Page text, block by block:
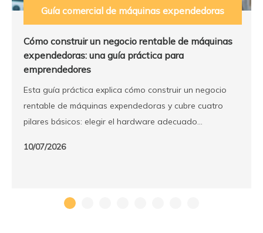
Cómo construir un negocio rentable de máquinas
expendedoras: una guía práctica para
emprendedores
Esta guía práctica explica cómo construir un negocio
rentable de máquinas expendedoras y cubre cuatro
pilares básicos: elegir el hardware adecuado
estrategia de ubicación, gestión de inventario basada
que los emprendedores lancen una operación de venta
10/07/2026
Guía comercial de máquinas expendedoras